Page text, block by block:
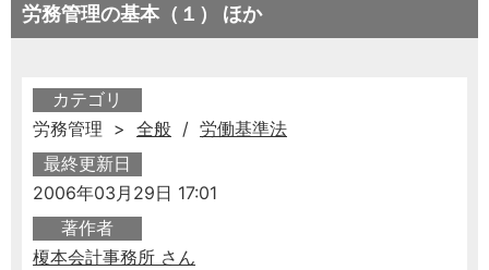
労務管理の基本（１） ほか
カテゴリ
労務管理 > 全般 / 労働基準法
最終更新日
2006年03月29日 17:01
著作者
榎本会計事務所 さん